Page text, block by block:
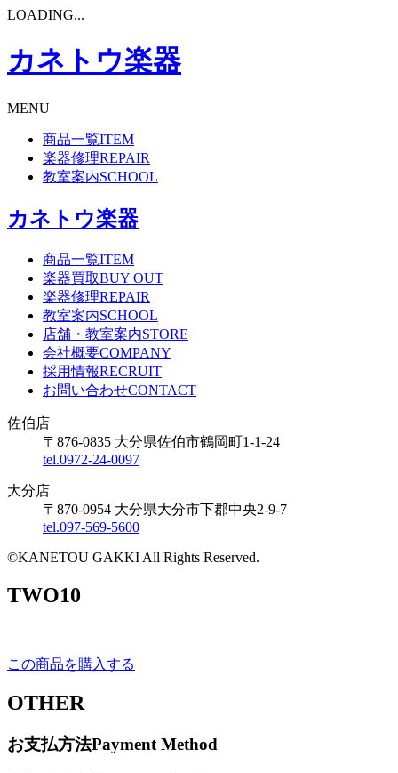
LOADING...
カネトウ楽器
MENU
商品一覧ITEM
楽器修理REPAIR
教室案内SCHOOL
カネトウ楽器
商品一覧ITEM
楽器買取BUY OUT
楽器修理REPAIR
教室案内SCHOOL
店舗・教室案内STORE
会社概要COMPANY
採用情報RECRUIT
お問い合わせCONTACT
佐伯店
〒876-0835 大分県佐伯市鶴岡町1-1-24
tel.0972-24-0097
大分店
〒870-0954 大分県大分市下郡中央2-9-7
tel.097-569-5600
©KANETOU GAKKI All Rights Reserved.
TWO10
この商品を購入する
OTHER
お支払方法Payment Method